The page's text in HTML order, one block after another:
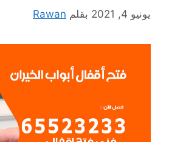
يونيو 4, 2021 بقلم Rawan